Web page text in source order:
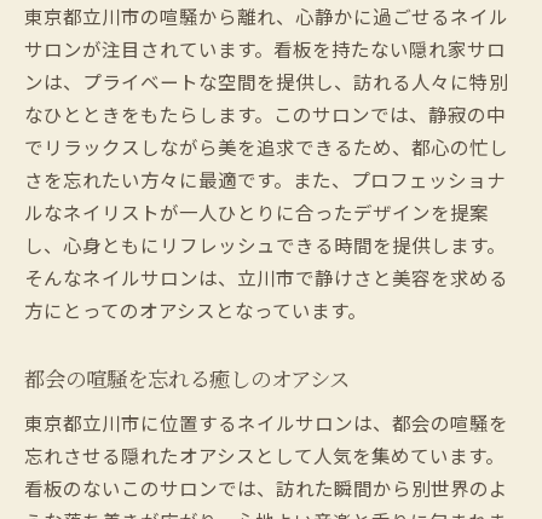
誰にも教えたくない美の秘密
立川市での美の発見旅へ
看板に頼らず口コミで愛される立川のネイルサ
ロン
口コミで広がるサロンの魅力
看板のないサロンだからこその信頼
立川市で口コミ人気のネイルサロン
口コミで知る隠れ家の実力
口コミで探す特別なネイルスポット
信頼される技術とサービスの秘密
プロのネイリストが提供する特別な施術
隠れ家だからできるカスタマイズサービス
東京都立川市の喧騒から離れ、心静かに過ごせるネイル
サロンが注目されています。看板を持たない隠れ家サロ
ンは、プライベートな空間を提供し、訪れる人々に特別
なひとときをもたらします。このサロンでは、静寂の中
でリラックスしながら美を追求できるため、都心の忙し
さを忘れたい方々に最適です。また、プロフェッショナ
ルなネイリストが一人ひとりに合ったデザインを提案
し、心身ともにリフレッシュできる時間を提供します。
そんなネイルサロンは、立川市で静けさと美容を求める
方にとってのオアシスとなっています。
都会の喧騒を忘れる癒しのオアシス
東京都立川市に位置するネイルサロンは、都会の喧騒を
忘れさせる隠れたオアシスとして人気を集めています。
看板のないこのサロンでは、訪れた瞬間から別世界のよ